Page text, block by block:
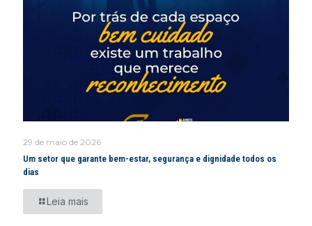
29 de maio de 2026
Um setor que garante bem-estar, segurança e dignidade todos os
dias
Leia mais